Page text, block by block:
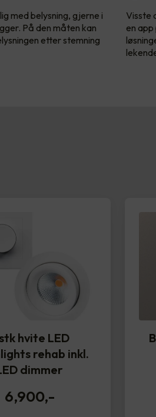
med belysning, gjerne i
På den måten kan
etter stemning
Visste
en
hvite LED
rehab inkl.
dimmer
6,900,-